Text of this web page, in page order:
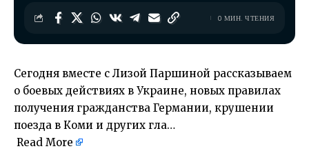
0 МИН. ЧТЕНИЯ
Сегодня вместе с Лизой Паршиной рассказываем
о боевых действиях в Украине, новых правилах
получения гражданства Германии, крушении
поезда в Коми и других гла…
Read More